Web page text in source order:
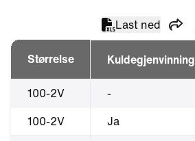
Last ned Del
Størrelse Kuldegjenvinning
100-2V
-
100-2V
Ja